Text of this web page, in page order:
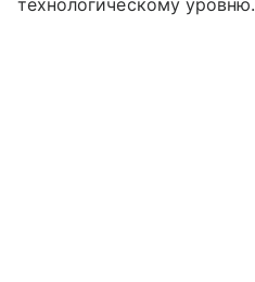
технологическому уровню.